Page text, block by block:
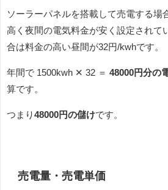
ソーラーパネルを搭載して売電する場
高く夜間の電気料金が安く設定され
合は料金の高い昼間が32円/kwhです。
年間で 1500kwh ✕ 32 ＝ 48000円分の
算です。
つまり 48000円の儲けです。
売電量・売電単価